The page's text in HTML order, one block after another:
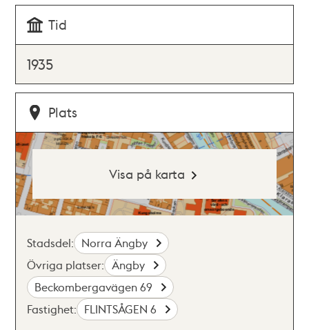
Tid
1935
Plats
Visa på karta
Stadsdel: Norra Ängby
Övriga platser: Ängby
Beckombergavägen 69
Fastighet: FLINTSÅGEN 6